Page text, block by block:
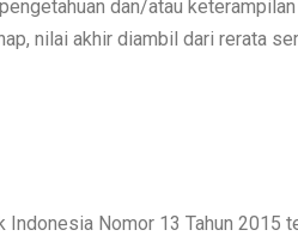
dan/atau
nilai akhir diambil dari rerata
Nomor 13 Tahun 2015